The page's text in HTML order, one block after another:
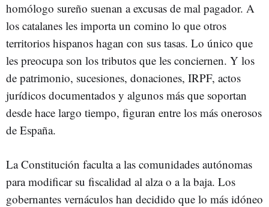
homólogo sureño suenan a excusas de mal pagador. A
los catalanes les importa un comino lo que otros
territorios hispanos hagan con sus tasas. Lo único que
les preocupa son los tributos que les conciernen. Y los
de patrimonio, sucesiones, donaciones, IRPF, actos
jurídicos documentados y algunos más que soportan
desde hace largo tiempo, figuran entre los más onerosos
de España.
La Constitución faculta a las comunidades autónomas
para modificar su fiscalidad al alza o a la baja. Los
gobernantes vernáculos han decidido que lo más idóneo